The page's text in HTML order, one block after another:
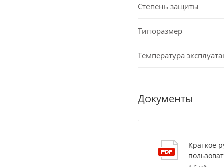
Степень защиты
Типоразмер
Температура
Документы
Краткое